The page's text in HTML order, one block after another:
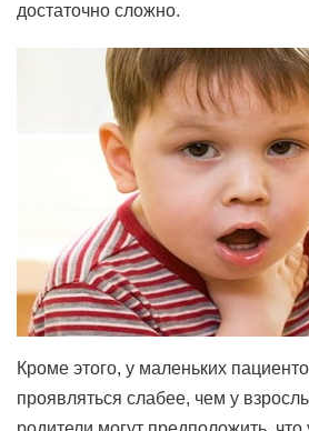
достаточно сложно.
Кроме этого, у маленьких
проявляться слабее, чем у